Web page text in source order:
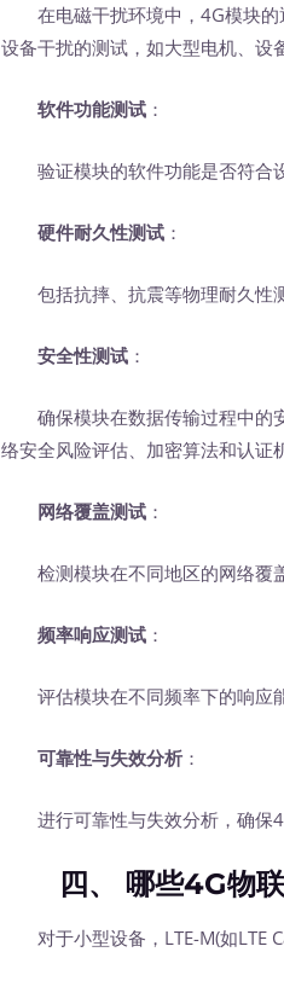
在电磁干扰环境中，4G模块的
设备干扰的测试，如大型电机、设
软件功能测试 ：
验证模块的软件功能是否符合设
硬件耐久性测试 ：
包括抗摔、抗震等物理耐久性测
安全性测试 ：
确保模块在数据传输过程中的
络安全风险评估、加密算法和认证
网络覆盖测试 ：
检测模块在不同地区的网络覆盖
频率响应测试 ：
评估模块在不同频率下的响应能
可靠性与失效分析 ：
进行可靠性与失效分析，确保
四、 哪些4G物联
对于小型设备，LTE-M(如LTE